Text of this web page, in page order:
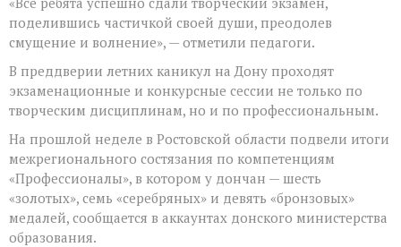
поделившись частичкой своей души, преодолев
смущение и волнение», — отметили педагоги.
В преддверии летних каникул на Дону проходят
экзаменационные и конкурсные сессии не только по
творческим дисциплинам, но и по профессиональным.
На прошлой неделе в Ростовской области подвели итоги
межрегионального состязания по компетенциям
«Профессионалы», в котором у дончан — шесть
«золотых», семь «серебряных» и девять «бронзовых»
медалей, сообщается в аккаунтах донского министерства
образования.